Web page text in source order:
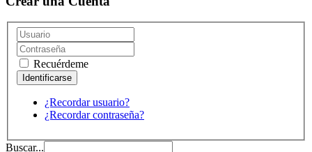
Recuérdeme
¿Recordar usuario?
¿Recordar contraseña?
Buscar...